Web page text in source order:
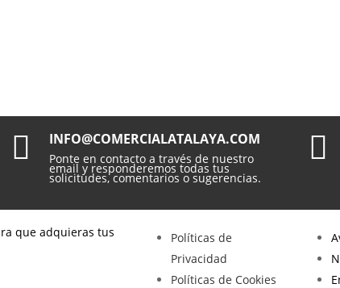
 INFO@COMERCIALATALAYA.COM
Ponte en contacto a través de nuestro
email y responderemos todas tus
solicitudes, comentarios o sugerencias.

que adquieras tus
Políticas de
Privacidad
Políticas de Cookies